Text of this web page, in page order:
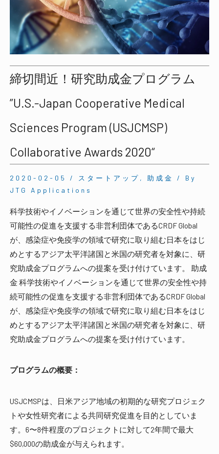
締切間近！研究助成金プログラム
”U.S.-Japan Cooperative Medical
Sciences Program (USJCMSP)
Collaborative Awards 2020“
2020-02-05 / スタートアップ , 助成金
/ By
JTG Applications
科学技術やイノベーションを通じて世界の安全性や持続
可能性の促進を支援する非営利団体であるCRDF Global
が、感染症や免疫学の領域で研究に取り組む日本をはじ
めとするアジア太平洋諸国と米国の研究者を対象に、研
究助成金プログラムへの提案を受け付けています。 助成
金 科学技術やイノベーションを通じて世界の安全性や持
続可能性の促進を支援する非営利団体であるCRDF Global
が、感染症や免疫学の領域で研究に取り組む日本をはじ
めとするアジア太平洋諸国と米国の研究者を対象に、研
究助成金プログラムへの提案を受け付けています。
プログラムの概要：
USJCMSPは、日米アジア地域の初期的な研究プロジェク
トや女性研究者による共同研究促進を目的としていま
す。6〜8件程度のプロジェクトに対して2年間で最大
$60,000の助成金が与えられます。